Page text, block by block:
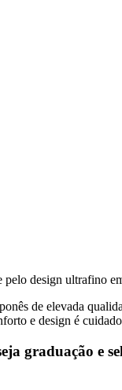
pelo design ultrafino
de elevada
e design é
graduação e